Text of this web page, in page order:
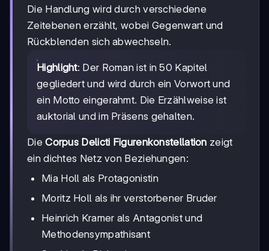
Die Handlung wird durch verschiedene
Zeitebenen erzählt, wobei Gegenwart und
Rückblenden sich abwechseln.
Highlight: Der Roman ist in 50 Kapitel
gegliedert und wird durch ein Vorwort und
ein Motto eingerahmt. Die Erzählweise ist
auktorial und im Präsens gehalten.
DieCorpus Delicti Figurenkonstellation zeigt
ein dichtes Netz von Beziehungen:
Mia Holl als Protagonistin
Moritz Holl als ihr verstorbener Bruder
Heinrich Kramer als Antagonist und
Methodensympathisant